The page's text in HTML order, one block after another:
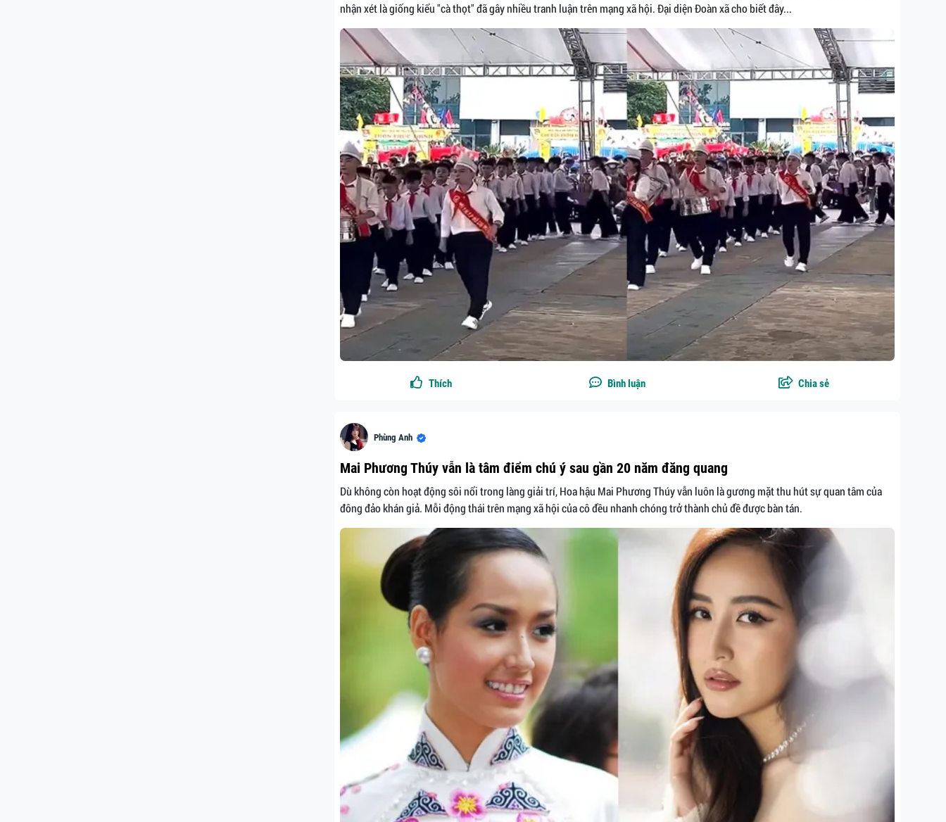
nhận xét là giống kiểu "cà thọt" đã gây nhiều tranh luận trên mạng xã hội. Đại diện Đoàn xã cho biết đây...
Thích Bình luận Chia sẻ
Phùng Anh
Mai Phương Thúy vẫn là tâm điểm chú ý sau gần 20 năm đăng quang
Dù không còn hoạt động sôi nổi trong làng giải trí, Hoa hậu Mai Phương Thúy vẫn luôn là gương mặt thu hút sự quan tâm của
đông đảo khán giả. Mỗi động thái trên mạng xã hội của cô đều nhanh chóng trở thành chủ đề được bàn tán.